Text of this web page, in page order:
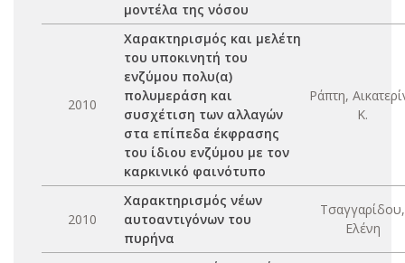
μοντέλα της νόσου
2010
Χαρακτηρισμός και μελέτη
του υποκινητή του
ενζύμου πολυ(α)
πολυμεράση και
συσχέτιση των αλλαγών
στα επίπεδα έκφρασης
του ίδιου ενζύμου με τον
καρκινικό φαινότυπο
Ράπτη,
Κ.
2010
Χαρακτηρισμός νέων
αυτοαντιγόνων του
πυρήνα
Τσαγγαρίδου,
Ελένη